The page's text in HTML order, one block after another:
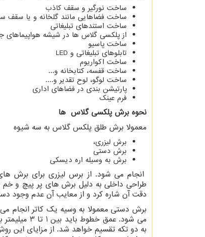
ساخت نورگیر و سقف کاذب
ساخت فضاهایی مانند گلخانه و یا سقف
ساخت استندهای تبلیغاتی
از پلکسی گلاس ها در شیشه هواپیماهای
ساخت پاسیو
تابلوهای تبلیغاتی و LED
ساخت اکواریوم
ساخت قفسه، کتابخانه و...
ساخت لوگو، لوح تقدیر و....
پارتیشن بندی در فضاهای اداری
فرم عینک
نحوه برش پلکسی گلاس ها
معمولا برش طلق پلکس گلاس به سه شیوه
برش لیزری،
برش دستی
برش به وسیله اره دیسکی
انجام می شود. از برس لیزری برای برش
طراحی داخلی به دلیل برش های پر پیچ و
دقت آن شاره کرد و از معایب آن عدم وجود
برش دستی معمولا به وسیه یک کاتر انجام
می شود.
به دو تکه تقسیم خواهد شد. از مزایای این